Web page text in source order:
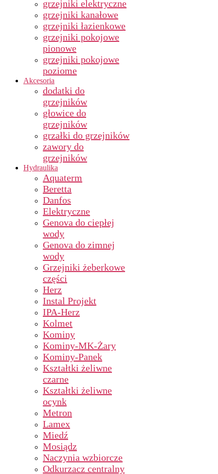
grzejniki elektryczne
grzejniki kanałowe
grzejniki łazienkowe
grzejniki pokojowe
pionowe
grzejniki pokojowe
poziome
Akcesoria
dodatki do
grzejników
głowice do
grzejników
grzałki do grzejników
zawory do
grzejników
Hydraulika
Aquaterm
Beretta
Danfos
Elektryczne
Genova do ciepłej
wody
Genova do zimnej
wody
Grzejniki żeberkowe
części
Herz
Instal Projekt
IPA-Herz
Kolmet
Kominy
Kominy-MK-Żary
Kominy-Panek
Kształtki żeliwne
czarne
Kształtki żeliwne
ocynk
Metron
Lamex
Miedź
Mosiądz
Naczynia wzbiorcze
Odkurzacz centralny